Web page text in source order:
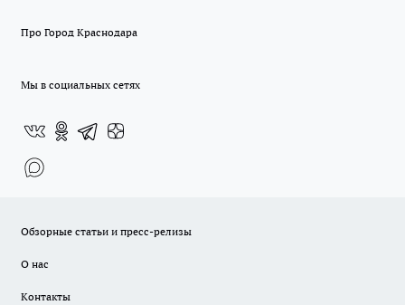
Про Город Краснодара
Мы в социальных сетях
Обзорные статьи и пресс-релизы
О нас
Контакты